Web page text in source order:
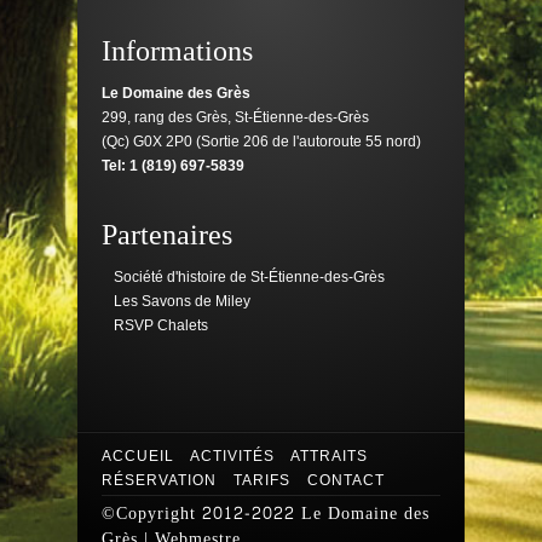
Informations
Le Domaine des Grès
299, rang des Grès, St-Étienne-des-Grès
(Qc) G0X 2P0 (Sortie 206 de l'autoroute 55 nord)
Tel: 1 (819) 697-5839
Partenaires
Société d'histoire de St-Étienne-des-Grès
Les Savons de Miley
RSVP Chalets
ACCUEIL ACTIVITÉS
ATTRAITS
RÉSERVATION
TARIFS CONTACT
©Copyright 2012-2022 Le Domaine des